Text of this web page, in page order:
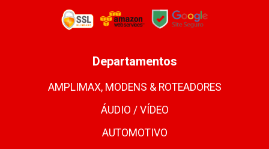
Departamentos
AMPLIMAX, MODENS & ROTEADORES
ÁUDIO / VÍDEO
AUTOMOTIVO